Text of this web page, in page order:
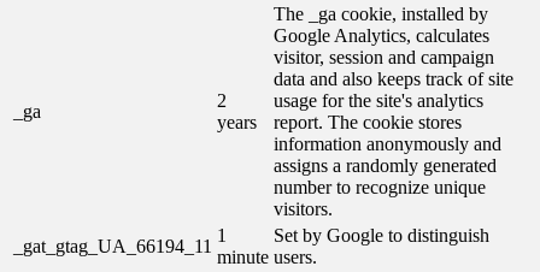
_ga
2
years
The _ga cookie, installed by
Google Analytics, calculates
visitor, session and campaign
data and also keeps track of site
usage for the site's analytics
report. The cookie stores
information anonymously and
assigns a randomly generated
number to recognize unique
visitors.
_gat_gtag_UA_66194_11
1
minute
Set by Google to distinguish
users.